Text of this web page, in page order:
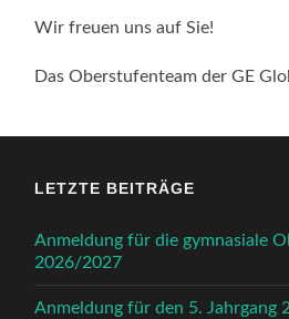
Wir freuen uns auf Sie!
Das Oberstufenteam der GE
LETZTE BEITRÄGE
Anmeldung für die gymnasiale
2026/2027
Anmeldung für den 5. Jahrgang